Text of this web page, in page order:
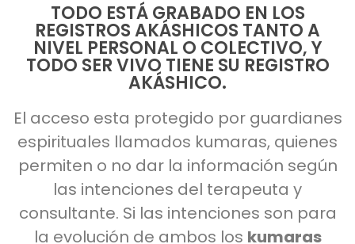
TODO ESTÁ GRABADO EN LOS
REGISTROS AKÁSHICOS TANTO A
NIVEL PERSONAL O COLECTIVO, Y
TODO SER VIVO TIENE SU REGISTRO
AKÁSHICO.
El acceso esta protegido por guardianes
espirituales llamados kumaras, quienes
permiten o no dar la información según
las intenciones del terapeuta y
consultante. Si las intenciones son para
la evolución de ambos los kumaras